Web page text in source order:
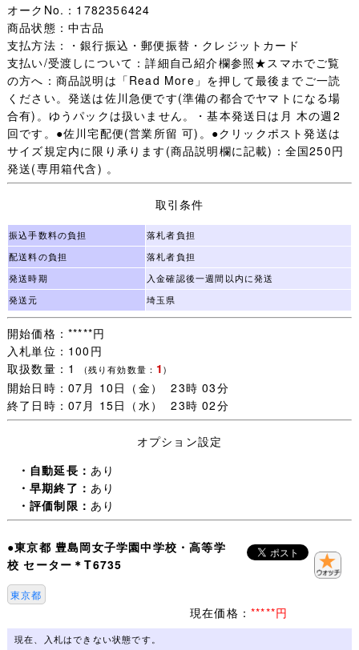
・【 評価：新規の方 いたずら入札防止の為 】
評価新規の方は［責任をもって取引する］ことをご入札前
に質問欄からお約束ください。
(「 入札します 」だけは不可 お約束のない場合は残念です
が入札をお取り消しすることがあります。)
未連絡 未入金 キャンセルの多くが評価新規の方で、本当
に困っています。
（いたずら落札は随時必ず管理人様へID報告します。)
迷惑な方はごく一部で評価新規の殆どの方は問題なく取引
一部の方のために誠に申し訳ございません。
・オークション終了後(休業日を除く)24時間以内のご連絡
(取引開始)、送料連絡後金融機関の3営業日以内のご入金、
をご承諾いただける方のみご検討下さいますようお願いし
ます。
・一週間以内にご落札いただいた品については同梱包いた
します。
ご注意：一緒に発送する品を、すべてご落札いただいてか
らお取引を開始してください。
取引ナビで一覧に表示されない品は同梱包できません。落
札手続き【 取引開始 】をすると、その後のご落札は別梱
・未連絡のままだと【 落札者都合によるキャンセル 】に
なりますので、
追加同梱予定がある場合は【 取引開始 】をしないで取引
・なるべく毎日発送するよう心がけますが、買取に出るこ
とも多いので、
・発送日は基本 月・木曜日(入金確認当日午前中〆切)の週
・土日祭日はお取引全般お休みさせていただきます。
オークNo.：1782356424
商品状態：中古品
支払方法：・銀行振込・郵便振替・クレジットカード
支払い/受渡しについて：詳細自己紹介欄参照★スマホでご覧
の方へ：商品説明は「Read More」を押して最後までご一読
ください。発送は佐川急便です(準備の都合でヤマトになる場
合有)。ゆうパックは扱いません。・基本発送日は月 木の週2
回です。●佐川宅配便(営業所留 可)。●クリックポスト発送は
サイズ規定内に限り承ります(商品説明欄に記載)：全国250円
発送(専用箱代含) 。
取引条件
振込手数料の負担 落札者負担
配送料の負担 落札者負担
発送時期 入金確認後一週間以内に発送
発送元 埼玉県
開始価格：*****円
入札単位：100円
取扱数量：1
(残り有効数量： 1)
開始日時：07月 10日（金） 23時 03分
終了日時：07月 15日（水） 23時 02分
オプション設定
・自動延長： あり
・早期終了： あり
・評価制限： あり
●東京都 豊島岡女子学園中学校・高等学
校 セーター＊T6735
東京都
現在価格： *****円
現在、入札はできない状態です。